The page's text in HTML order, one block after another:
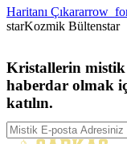
Haritanı Çıkar
starKozmik Bültenstar
Kristallerin mistik
haberdar olmak
katılın.